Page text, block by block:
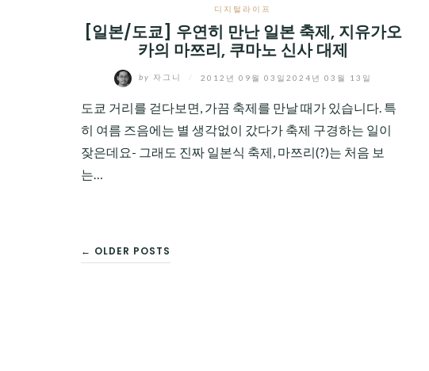
디지털라이프
[일본/도쿄] 우연히 만난 일본 축제, 지유가오
카의 마쯔리, 쿠마노 신사 대제
by 자그니 2012년 09월 03일 2024년 03월 13일
도쿄 거리를 걷다보면, 가끔 축제를 만날 때가 있습니다. 특
히 여름 즈음에는 별 생각없이 갔다가 축제 구경하는 일이
잦은데요- 그래도 진짜 일본식 축제, 마쯔리(?)는 처음 보
는…
글
← OLDER POSTS